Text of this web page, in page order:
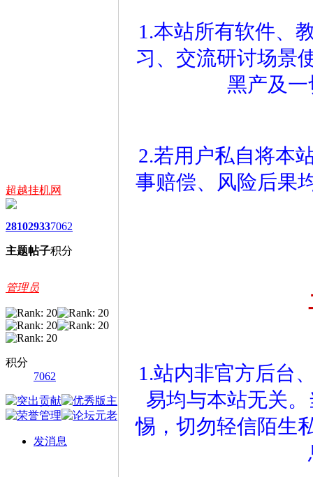
超越挂机网
2810
主题
2933
帖子
7062
积分
管理员
积分
7062
发消息
1.本站所有软件、
习、交流研讨场景
黑产及
2.若用户私自将本
事赔偿、风险后果
1.站内非官方后台
易均与本站无关
惕，切勿轻信陌生